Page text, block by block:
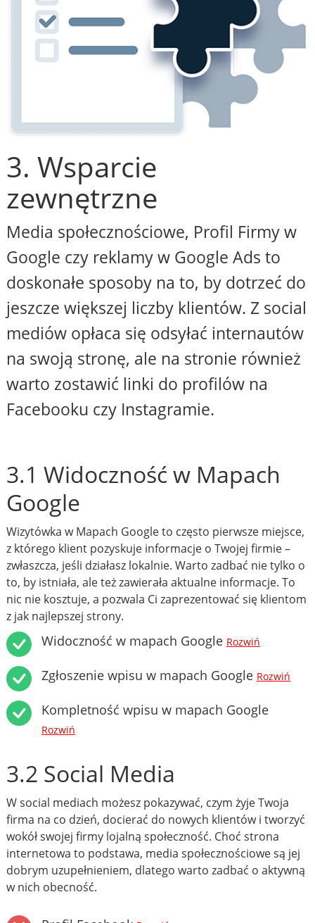
3. Wsparcie
zewnętrzne
Media społecznościowe, Profil Firmy w
Google czy reklamy w Google Ads to
doskonałe sposoby na to, by dotrzeć do
jeszcze większej liczby klientów. Z social
mediów opłaca się odsyłać internautów
na swoją stronę, ale na stronie również
warto zostawić linki do profilów na
Facebooku czy Instagramie.
3.1 Widoczność w Mapach
Google
Wizytówka w Mapach Google to często pierwsze miejsce,
z którego klient pozyskuje informacje o Twojej firmie –
zwłaszcza, jeśli działasz lokalnie. Warto zadbać nie tylko o
to, by istniała, ale też zawierała aktualne informacje. To
nic nie kosztuje, a pozwala Ci zaprezentować się klientom
z jak najlepszej strony.
Widoczność w mapach Google Rozwiń
Zgłoszenie wpisu w mapach Google Rozwiń
Kompletność wpisu w mapach Google
Rozwiń
3.2 Social Media
W social mediach możesz pokazywać, czym żyje Twoja
firma na co dzień, docierać do nowych klientów i tworzyć
wokół swojej firmy lojalną społeczność. Choć strona
internetowa to podstawa, media społecznościowe są jej
dobrym uzupełnieniem, dlatego warto zadbać o aktywną
w nich obecność.